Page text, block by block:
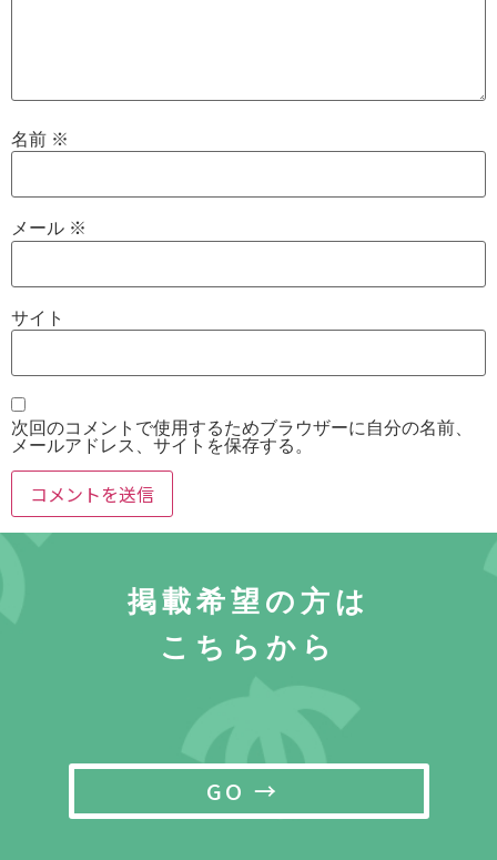
名前 ※
メール ※
サイト
次回のコメントで使用するためブラウザーに自分の名前、
メールアドレス、サイトを保存する。
掲載希望の方は
こちらから
GO →